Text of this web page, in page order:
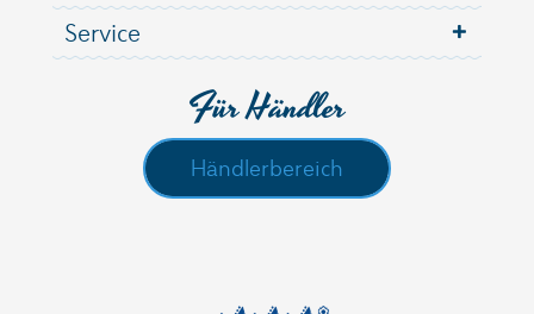
Service
Für Händler
Händlerbereich